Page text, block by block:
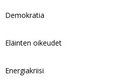
Demokratia
Eläinten oikeudet
Energiakriisi